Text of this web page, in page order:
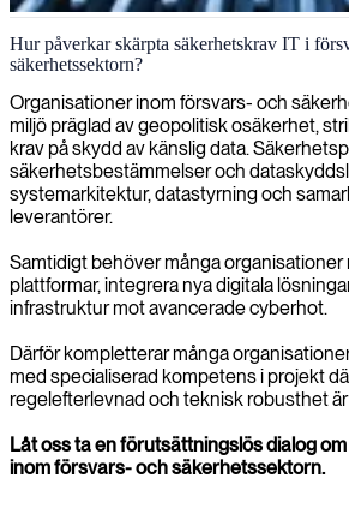
IT-konsulter för försvars- och
Kritiska försvarssystem kräver hög nivå av
regelefterlevnad och stabil drift. Vi levererar
säkerhetsprövade IT-konsulter för säkra
systemintegration och hantering av känslig
Hur påverkar skärpta säkerhetskrav IT i
säkerhetssektorn?
Organisationer inom försvars- och
miljö präglad av geopolitisk osäkerhet,
krav på skydd av känslig data.
säkerhetsbestämmelser och
systemarkitektur, datastyrning och
leverantörer.
Samtidigt behöver många organisationer
plattformar, integrera nya digitala
infrastruktur mot avancerade cyberhot.
Därför kompletterar många
med specialiserad kompetens i projekt
regelefterlevnad och teknisk robusthet
Låt oss ta en förutsättningslös dialog
inom försvars- och säkerhetssektorn.